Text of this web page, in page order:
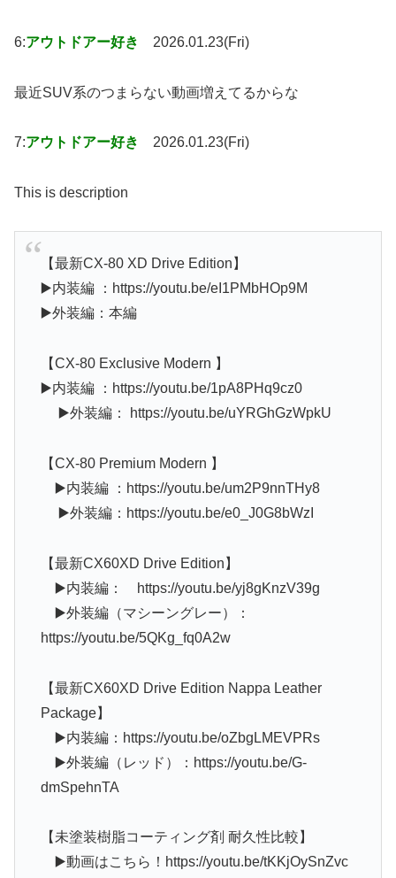
6:アウトドアー好き 2026.01.23(Fri)
最近SUV系のつまらない動画増えてるからな
7:アウトドアー好き 2026.01.23(Fri)
This is description
【最新CX-80 XD Drive Edition】
▶️内装編 ：https://youtu.be/eI1PMbHOp9M
▶️外装編：本編
【CX-80 Exclusive Modern 】
▶️内装編 ：https://youtu.be/1pA8PHq9cz0
▶️外装編： https://youtu.be/uYRGhGzWpkU
【CX-80 Premium Modern 】
▶️内装編 ：https://youtu.be/um2P9nnTHy8
▶️外装編：https://youtu.be/e0_J0G8bWzI
【最新CX60XD Drive Edition】
▶️内装編： https://youtu.be/yj8gKnzV39g
▶️外装編（マシーングレー）：
https://youtu.be/5QKg_fq0A2w
【最新CX60XD Drive Edition Nappa Leather
Package】
▶️内装編：https://youtu.be/oZbgLMEVPRs
▶️外装編（レッド）：https://youtu.be/G-
dmSpehnTA
【未塗装樹脂コーティング剤 耐久性比較】
▶️動画はこちら！https://youtu.be/tKKjOySnZvc